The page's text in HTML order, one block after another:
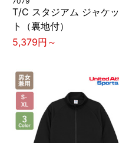
T/C スタジアム ジャケッ
ト（裏地付）
5,379円～